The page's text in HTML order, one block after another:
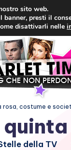
rosa, costume e
della TV
quinta
sito web.
presti il
disattivarli nelle